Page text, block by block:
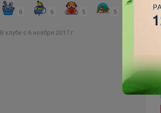
6 6 5 5
В клубе с 6 ноября 2017 г.